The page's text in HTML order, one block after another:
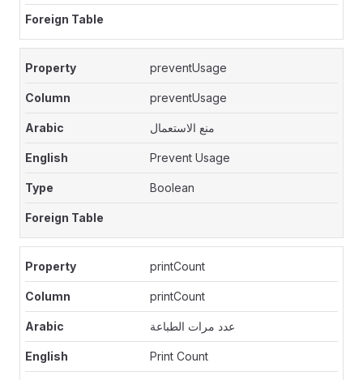
preventUsage
preventUsage
منع الاستعمال
Prevent Usage
Boolean
printCount
printCount
عدد مرات الطباعة
Print Count